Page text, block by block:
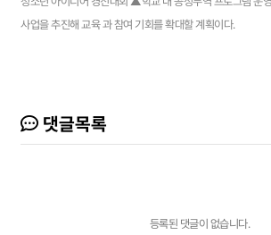
사업을 추진해 교육 과 참여 기회를 확대할 계획이다.
댓글목록
등록된 댓글이 없습니다.